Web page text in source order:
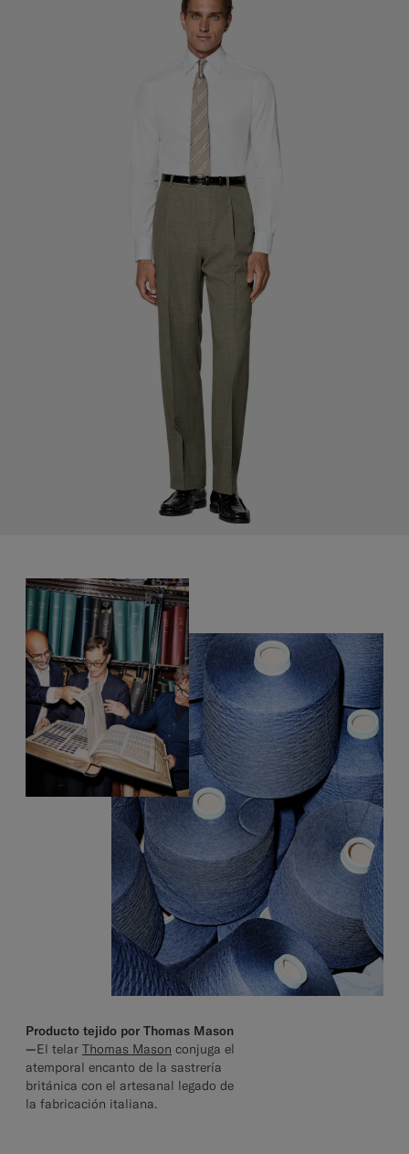
Producto tejido por Thomas Mason
—El telar Thomas Mason conjuga el
atemporal encanto de la sastrería
británica con el artesanal legado de
la fabricación italiana.